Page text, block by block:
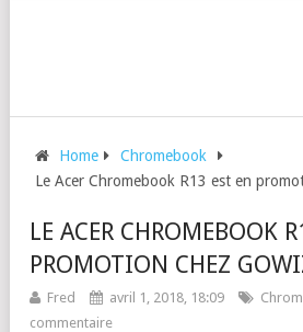
Home
Chromebook
Le Acer Chromebook R13 est en
LE ACER CHROMEBOOK
PROMOTION CHEZ
Fred avril 1, 2018, 18:09
commentaire